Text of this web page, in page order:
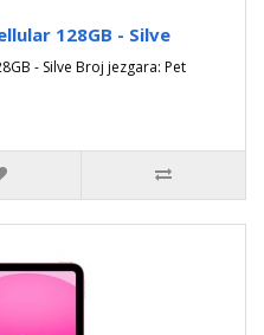
128GB - Silve
- Silve Broj jezgara: Pet